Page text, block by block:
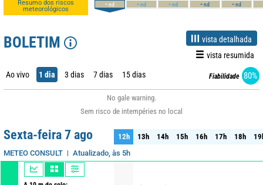
Resumo dos riscos
meteorológicos
-nd -nd -nd -nd -nd
BOLETIM
vista detalhada
vista resumida
Ao vivo 1 dia 3 dias 7 dias 15 dias Fiabilidade 80%
No gale warning.
Sem risco de intempéries no local
Sexta-feira 7 ago
METEO CONSULT Atualizado, às 5h
12h 13h 14h 15h 16h 17h 18h
12h 13h 14h 15h 16h 17h 18h